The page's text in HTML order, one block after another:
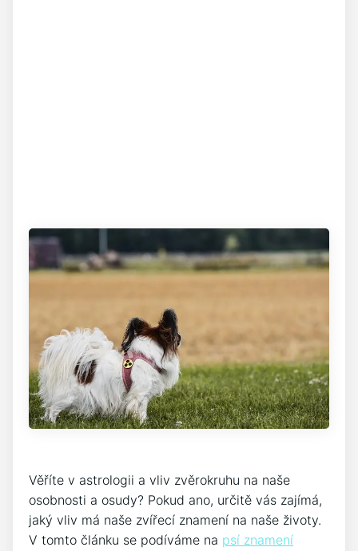
Věříte v astrologii a vliv zvěrokruhu na naše
osobnosti a osudy? Pokud ano, určitě vás zajímá,
jaký vliv má naše zvířecí znamení na naše životy.
V tomto článku se podíváme na psí znamení